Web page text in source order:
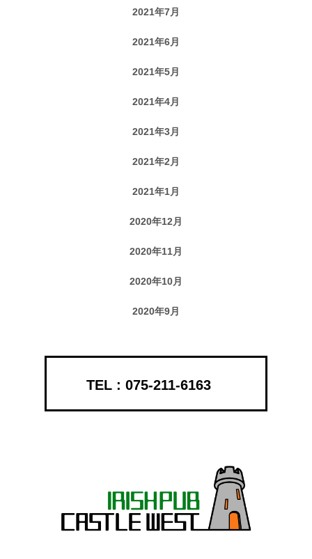
2021年7月
2021年6月
2021年5月
2021年4月
2021年3月
2021年2月
2021年1月
2020年12月
2020年11月
2020年10月
2020年9月
075-211-6163